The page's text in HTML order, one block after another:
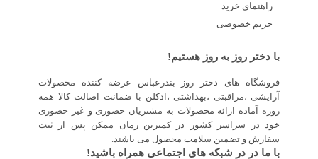
راهنمای خرید
حریم خصوصی
با دختر روز به روز هستیم!
فروشگاه های دختر روز بندرعباس عرضه کننده محصولات
آرایشی ،مراقبتی ،بهداشتی ،ادکلن با ضمانت اصالت کالا همه
روزه آماده ارائه محصولات به مشتریان حضوری و غیر حضوری
خود در سراسر کشور در کمترین زمان ممکن پس از ثبت
سفارش و تضمین سلامت محصول می باشند.
با ما در در شبکه های اجتماعی همراه باشید!